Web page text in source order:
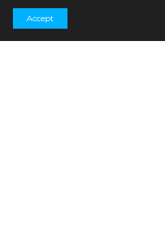
Accept